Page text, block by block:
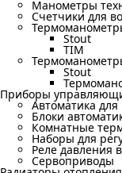
Манометры
Счетчики для
Stout
TIM
Stout
Приборы
Автоматика для
Блоки
Комнатные
Наборы для
Реле давления
Сервоприводы
Манометры
Счетчики для
Stout
TIM
Stout
Приборы
Автоматика для
Блоки
Комнатные
Наборы для
Реле давления
Сервоприводы